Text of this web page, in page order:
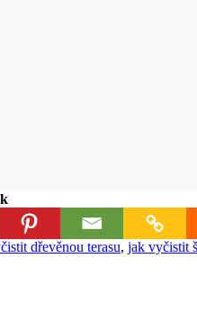
dřevěnou terasu, jak vyčistit